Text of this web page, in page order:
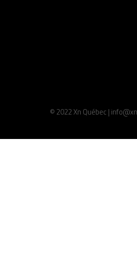
© 2022 Xn Québec |